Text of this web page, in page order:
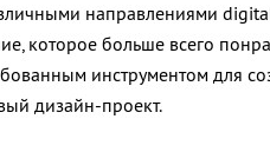
направлениями
которое больше всего
инструментом для
дизайн-проект.